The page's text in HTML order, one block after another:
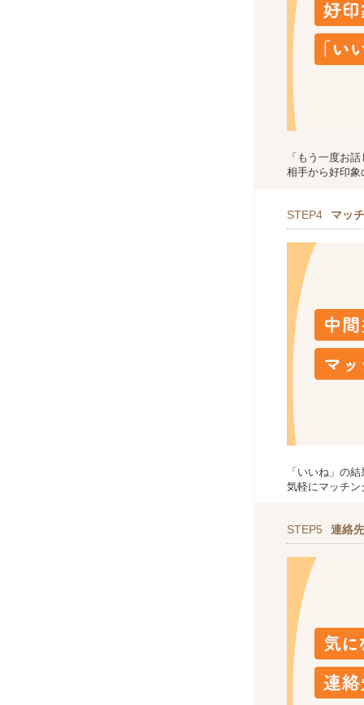
「もう一度お
相手から好印象
STEP4 マッ
「いいね」の
気軽にマッチン
STEP5 連絡